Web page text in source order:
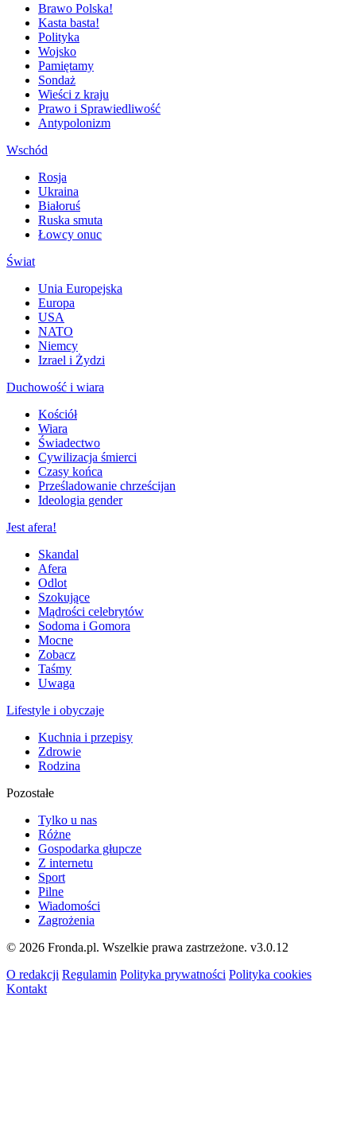
Brawo Polska!
Kasta basta!
Polityka
Wojsko
Pamiętamy
Sondaż
Wieści z kraju
Prawo i Sprawiedliwość
Antypolonizm
Wschód
Rosja
Ukraina
Białoruś
Ruska smuta
Łowcy onuc
Świat
Unia Europejska
Europa
USA
NATO
Niemcy
Izrael i Żydzi
Duchowość i wiara
Kościół
Wiara
Świadectwo
Cywilizacja śmierci
Czasy końca
Prześladowanie chrześcijan
Ideologia gender
Jest afera!
Skandal
Afera
Odlot
Szokujące
Mądrości celebrytów
Sodoma i Gomora
Mocne
Zobacz
Taśmy
Uwaga
Lifestyle i obyczaje
Kuchnia i przepisy
Zdrowie
Rodzina
Pozostałe
Tylko u nas
Różne
Gospodarka głupcze
Z internetu
Sport
Pilne
Wiadomości
Zagrożenia
© 2026 Fronda.pl. Wszelkie prawa zastrzeżone. v3.0.12
O redakcji Regulamin Polityka prywatności Polityka cookies
Kontakt